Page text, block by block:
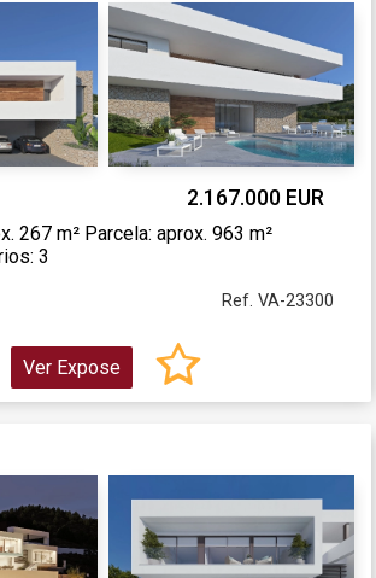
2.167.000 EUR
267 m² Parcela: aprox. 963 m²
3
Ref. VA-23300
Ver Expose